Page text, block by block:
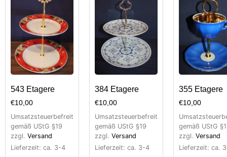
543 Etagere
€10,00
Umsatzsteuerbefreit
gemäß UStG §19
zzgl. Versand
Lieferzeit: ca. 3-4
384 Etagere
€10,00
Umsatzsteuerbefreit
gemäß UStG §19
zzgl. Versand
Lieferzeit: ca. 3-4
355 Etagere
€10,00
gemäß UStG
zzgl. Versand
Lieferzeit: ca.